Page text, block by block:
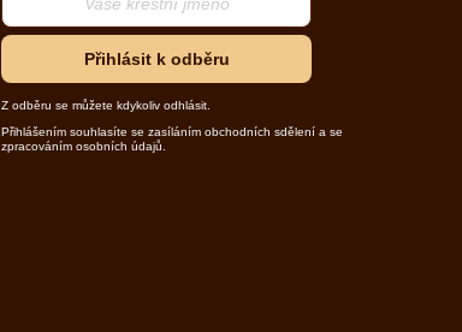
Přihlásit k odběru
Z odběru se můžete kdykoliv odhlásit.
Přihlášením souhlasíte se zasíláním obchodních sdělení a se
zpracováním osobních údajů.